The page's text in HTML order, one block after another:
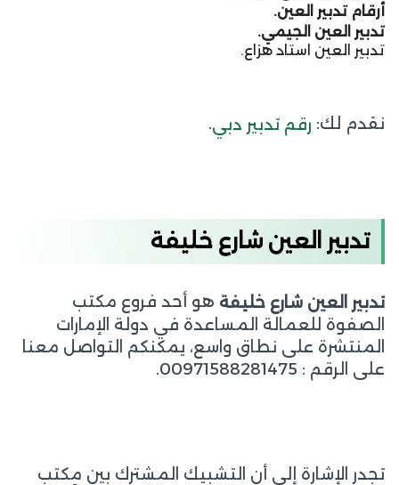
أرقام تدبير العين.
تدبير العين الجيمي.
تدبير العين استاد هزاع.
نقدم لك: رقم تدبير دبي.
تدبير العين شارع خليفة
تدبير العين شارع خليفة هو أحد فروع مكتب
الصفوة للعمالة المساعدة في دولة الإمارات
المنتشرة على نطاق واسع، يمكنكم التواصل معنا
على الرقم : 00971588281475.
تجدر الإشارة إلى أن التشبيك المشترك بين مكتب